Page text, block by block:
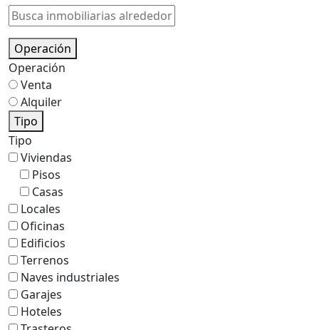
Operación
Operación
Venta
Alquiler
Tipo
Tipo
Viviendas
Pisos
Casas
Locales
Oficinas
Edificios
Terrenos
Naves industriales
Garajes
Hoteles